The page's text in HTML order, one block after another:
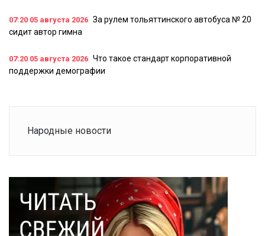
07:20 05 августа 2026 За рулем тольяттинского автобуса № 20
сидит автор гимна
07:20 05 августа 2026 Что такое стандарт корпоративной
поддержки демографии
Народные новости